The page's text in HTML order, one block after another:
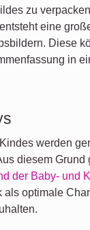
zu
eine
Diese
in
werden
diesem Grund
der Baby- und
als optimale